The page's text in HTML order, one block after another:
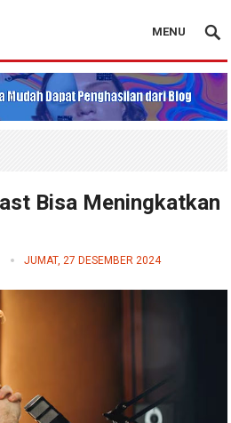
MENU
Bisa Meningkatkan
JUMAT, 27 DESEMBER 2024